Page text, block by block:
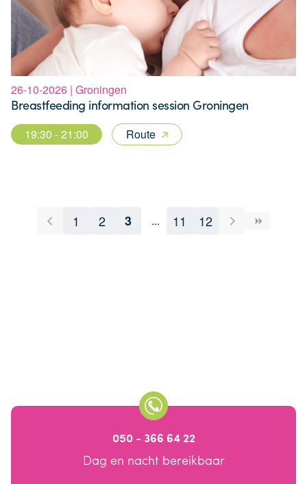
26-10-2026 | Groningen
Breastfeeding information session Groningen
19:30 - 21:00 Route
1 2 3 11 12
050 - 366 64 22
Dag en nacht bereikbaar